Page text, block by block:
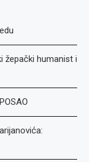
žepački humanist i